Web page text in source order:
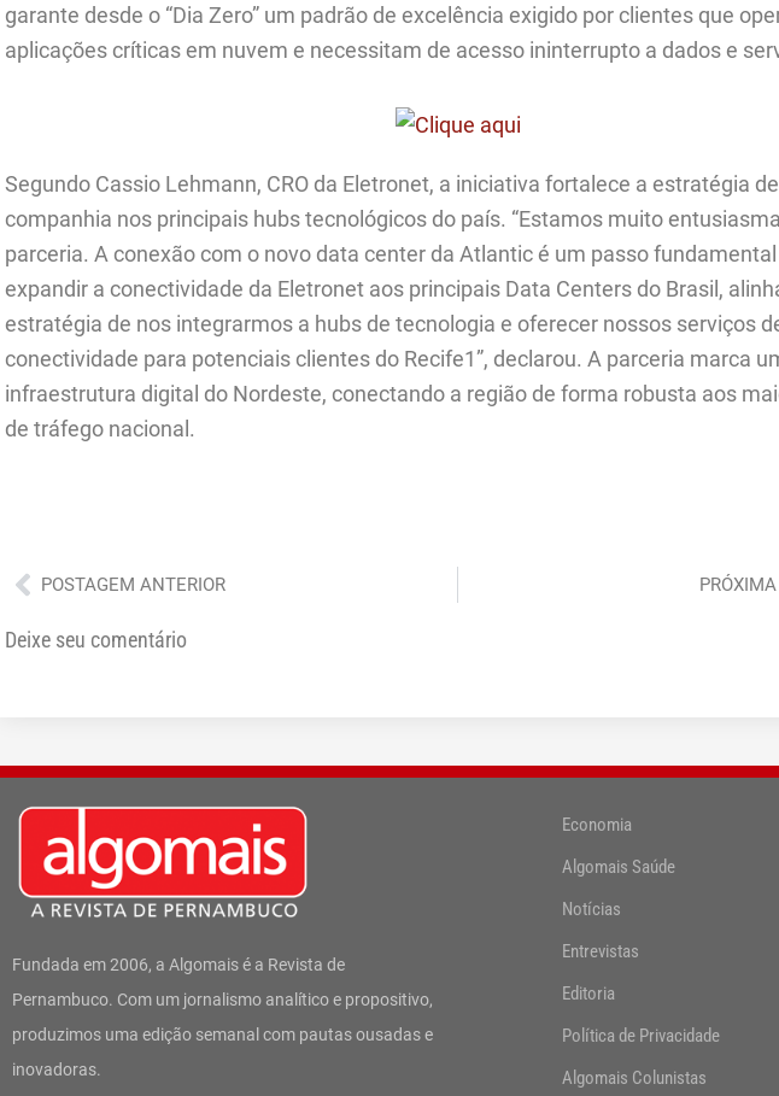
garante desde o “Dia Zero” um padrão de excelência exigido por clientes que
aplicações críticas em nuvem e necessitam de acesso ininterrupto a dados e
Segundo Cassio Lehmann, CRO da Eletronet, a iniciativa fortalece a estratégia
companhia nos principais hubs tecnológicos do país. “Estamos muito
parceria. A conexão com o novo data center da Atlantic é um passo
expandir a conectividade da Eletronet aos principais Data Centers do Brasil,
estratégia de nos integrarmos a hubs de tecnologia e oferecer nossos serviços
conectividade para potenciais clientes do Recife1”, declarou. A parceria marca
infraestrutura digital do Nordeste, conectando a região de forma robusta aos
de tráfego nacional.
Anterior
POSTAGEM ANTERIOR
Deixe seu comentário
Fundada em 2006, a Algomais é a Revista de
Pernambuco. Com um jornalismo analítico e propositivo,
produzimos uma edição semanal com pautas ousadas e
inovadoras.
Economia
Algomais Saúde
Notícias
Entrevistas
Editoria
Política de Privacidade
Algomais Colunistas